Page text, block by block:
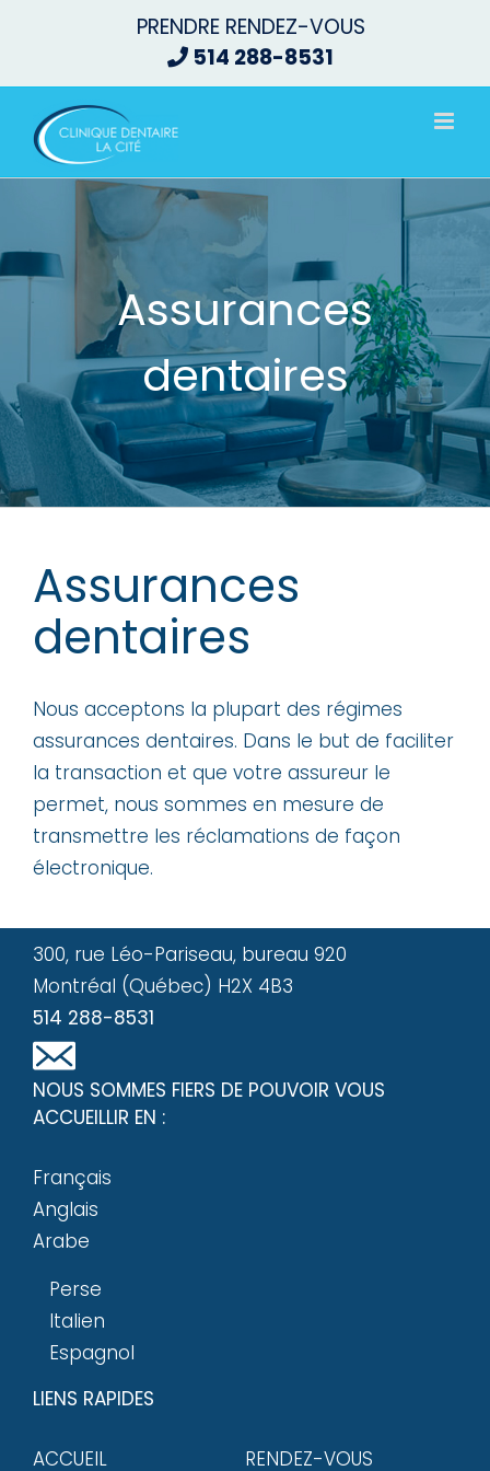
PRENDRE RENDEZ-VOUS
514 288-8531
Assurances
dentaires
Assurances
dentaires
Nous acceptons la plupart des régimes
assurances dentaires. Dans le but de faciliter
la transaction et que votre assureur le
permet, nous sommes en mesure de
transmettre les réclamations de façon
électronique.
300, rue Léo-Pariseau, bureau 920
Montréal (Québec) H2X 4B3
514 288-8531
NOUS SOMMES FIERS DE POUVOIR VOUS
ACCUEILLIR EN :
Français
Anglais
Arabe
Perse
Italien
Espagnol
LIENS RAPIDES
ACCUEIL RENDEZ-VOUS